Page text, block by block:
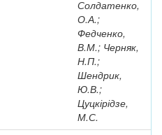
Солдатенко,
О.А.;
Федченко,
В.М.; Черняк,
Н.П.;
Шендрик,
Ю.В.;
Цуцкірідзе,
М.С.